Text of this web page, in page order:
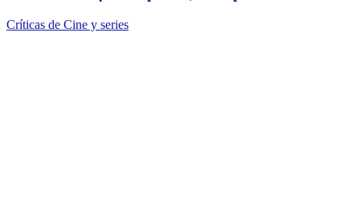
Críticas de Cine y series